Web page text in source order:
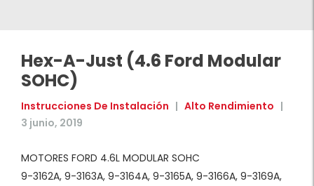
Hex-A-Just (4.6 Ford Modular
SOHC)
Instrucciones De Instalación | Alto Rendimiento |
3 junio, 2019
MOTORES FORD 4.6L MODULAR SOHC
9-3162A, 9-3163A, 9-3164A, 9-3165A, 9-3166A, 9-3169A,